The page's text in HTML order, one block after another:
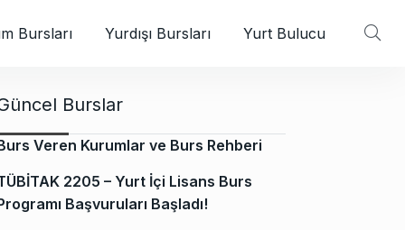
Bursları Yurdışı Bursları Yurt Bulucu
Burslar
Veren Kurumlar ve Burs Rehberi
2205 – Yurt İçi Lisans Burs
Başvuruları Başladı!